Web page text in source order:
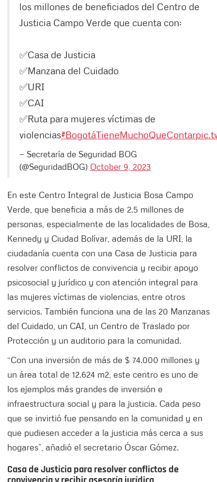
los millones de beneficiados del Centro de
Justicia Campo Verde que cuenta con:
✅Casa de Justicia
✅Manzana del Cuidado
✅URI
✅CAI
✅Ruta para mujeres víctimas de
violencias#BogotáTieneMuchoQueContar
— Secretaría de Seguridad BOG
(@SeguridadBOG) October 9, 2023
En este Centro Integral de Justicia Bosa Campo
Verde, que beneficia a más de 2.5 millones de
personas, especialmente de las localidades de Bosa,
Kennedy y Ciudad Bolívar, además de la URI, la
ciudadanía cuenta con una Casa de Justicia para
resolver conflictos de convivencia y recibir apoyo
psicosocial y jurídico y con atención integral para
las mujeres víctimas de violencias, entre otros
servicios. También funciona una de las 20 Manzanas
del Cuidado, un CAI, un Centro de Traslado por
Protección y un auditorio para la comunidad.
“Con una inversión de más de $ 74.000 millones y
un área total de 12.624 m2, este centro es uno de
los ejemplos más grandes de inversión e
infraestructura social y para la justicia. Cada peso
que se invirtió fue pensando en la comunidad y en
que pudiesen acceder a la justicia más cerca a sus
hogares”, añadió el secretario Óscar Gómez.
Casa de Justicia para resolver conflictos de